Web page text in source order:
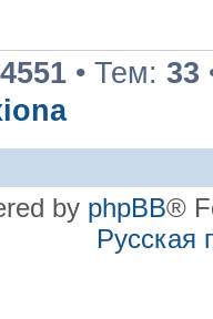
4551 • Тем: 33
by phpBB®
Русская